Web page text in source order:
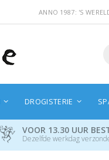
ANNO 1987: 'S
DROGISTERIE
VOOR 13.30 UUR
Dezelfde werkdag